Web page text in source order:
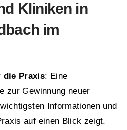
Kliniken in
im
die Praxis: Eine
zur Gewinnung neuer
Informationen und
auf einen Blick zeigt.